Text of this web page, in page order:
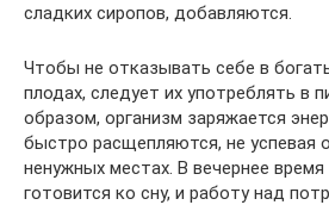
сладких сиропов, добавляются.
Чтобы не отказывать себе в
плодах, следует их употреблять в
образом, организм заряжается
быстро расщепляются, не успевая
ненужных местах. В вечернее время
готовится ко сну, и работу над